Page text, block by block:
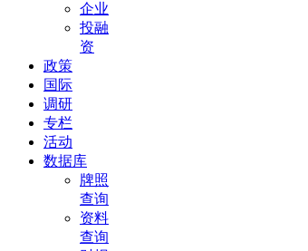
企业
投融
资
政策
国际
调研
专栏
活动
数据库
牌照
查询
资料
查询